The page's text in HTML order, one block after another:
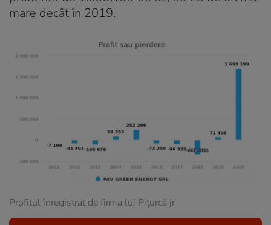
mare decât în 2019.
Profitul înregistrat de firma lui Pițurcă jr